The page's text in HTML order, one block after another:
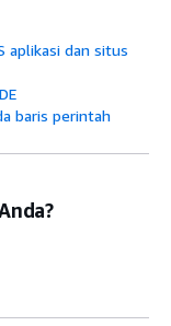
aplikasi dan situs
baris perintah